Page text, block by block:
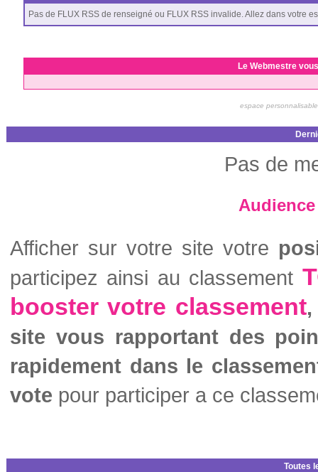
Pas de FLUX RSS de renseigné ou FLUX RSS invalide. Allez dans votre
Le Webmestre
espace
Pas de
Afficher sur votre site votre
participez ainsi au classement
booster votre classement,
site vous rapportant des
rapidement dans le
vote pour participer a ce
Toutes